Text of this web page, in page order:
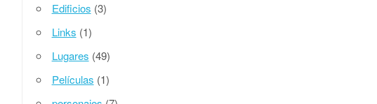
Edificios (3)
Links (1)
Lugares (49)
Pelí­culas (1)